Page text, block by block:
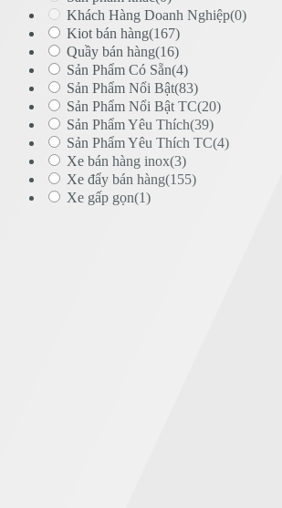
Khách Hàng Doanh Nghiệp(0)
Kiot bán hàng(167)
Quầy bán hàng(16)
Sản Phẩm Có Sẵn(4)
Sản Phẩm Nổi Bật(83)
Sản Phẩm Nổi Bật TC(20)
Sản Phẩm Yêu Thích(39)
Sản Phẩm Yêu Thích TC(4)
Xe bán hàng inox(3)
Xe đẩy bán hàng(155)
Xe gấp gọn(1)